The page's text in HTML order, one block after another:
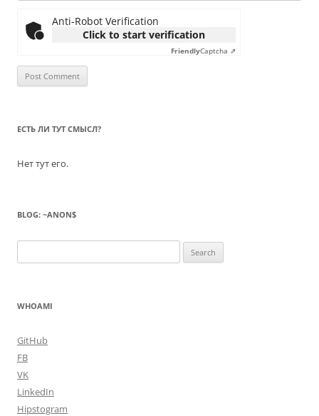
Anti-Robot Verification
Click to start verification
FriendlyCaptcha ⇗
ЕСТЬ ЛИ ТУТ СМЫСЛ?
Нет тут его.
BLOG: ~ANON$
for:
WHOAMI
GitHub
FB
VK
LinkedIn
Hipstogram